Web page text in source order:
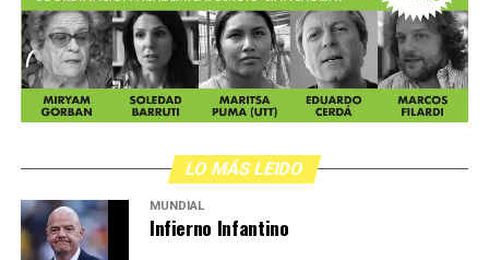
LO MÁS LEIDO
MUNDIAL
Infierno Infantino